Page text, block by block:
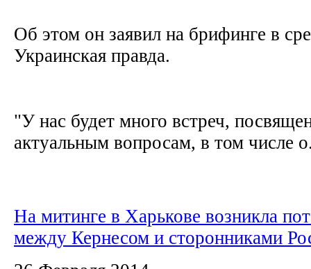
Об этом он заявил на брифинге в
Украинская правда.
"У нас будет много встреч,
актуальным вопросам, в том числе
На митинге в Харькове возникла
между Кернесом и сторонниками